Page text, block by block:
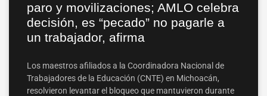
paro y movilizaciones; AMLO celebra
decisión, es “pecado” no pagarle a
un trabajador, afirma
Los maestros afiliados a la Coordinadora Nacional de
Trabajadores de la Educación (CNTE) en Michoacán,
resolvieron levantar el bloqueo que mantuvieron durante